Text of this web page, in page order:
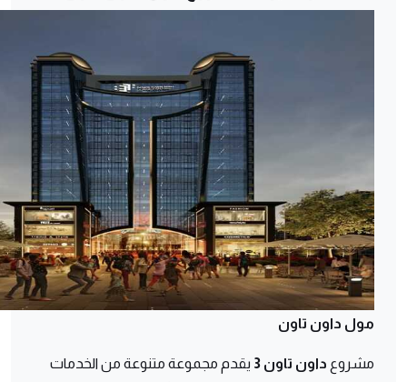
مول داون تاون
مشروع داون تاون 3
يقدم مجموعة متنوعة من الخدمات